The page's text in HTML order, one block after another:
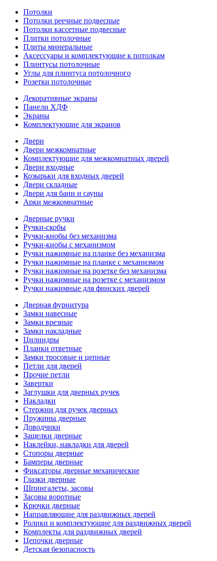
Потолки
Потолки реечные подвесные
Потолки кассетные подвесные
Плитки потолочные
Плиты минеральные
Аксессуары и комплектующие к потолкам
Плинтусы потолочные
Углы для плинтуса потолочного
Розетки потолочные
Декоративные экраны
Панели ХДФ
Экраны
Комплектующие для экранов
Двери
Двери межкомнатные
Комплектующие для межкомнатных дверей
Двери входные
Козырьки для входных дверей
Двери складные
Двери для бани и сауны
Арки межкомнатные
Дверные ручки
Ручки-скобы
Ручки-кнобы без механизма
Ручки-кнобы с механизмом
Ручки нажимные на планке без механизма
Ручки нажимные на планке с механизмом
Ручки нажимные на розетке без механизма
Ручки нажимные на розетке с механизмом
Ручки нажимные для финских дверей
Дверная фурнитура
Замки навесные
Замки врезные
Замки накладные
Цилиндры
Планки ответные
Замки тросовые и цепные
Петли для дверей
Прочие петли
Завертки
Заглушки для дверных ручек
Накладки
Стержни для ручек дверных
Пружины дверные
Доводчики
Защелки дверные
Наклейки, накладки для дверей
Стопоры дверные
Бамперы дверные
Фиксаторы дверные механические
Глазки дверные
Шпингалеты, засовы
Засовы воротные
Крючки дверные
Направляющие для раздвижных дверей
Ролики и комплектующие для раздвижных дверей
Комплекты для раздвижных дверей
Цепочки дверные
Детская безопасность